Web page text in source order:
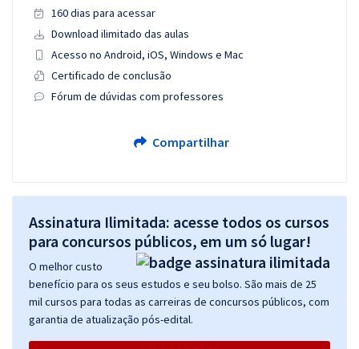
160 dias para acessar
Download ilimitado das aulas
Acesso no Android, iOS, Windows e Mac
Certificado de conclusão
Fórum de dúvidas com professores
Compartilhar
Assinatura Ilimitada: acesse todos os cursos
para concursos públicos, em um só lugar!
O melhor custo
benefício para os seus estudos e seu bolso. São mais de 25
mil cursos para todas as carreiras de concursos públicos, com
garantia de atualização pós-edital.